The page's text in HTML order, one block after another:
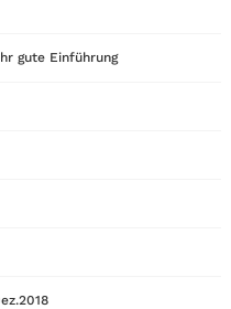
gute Einführung